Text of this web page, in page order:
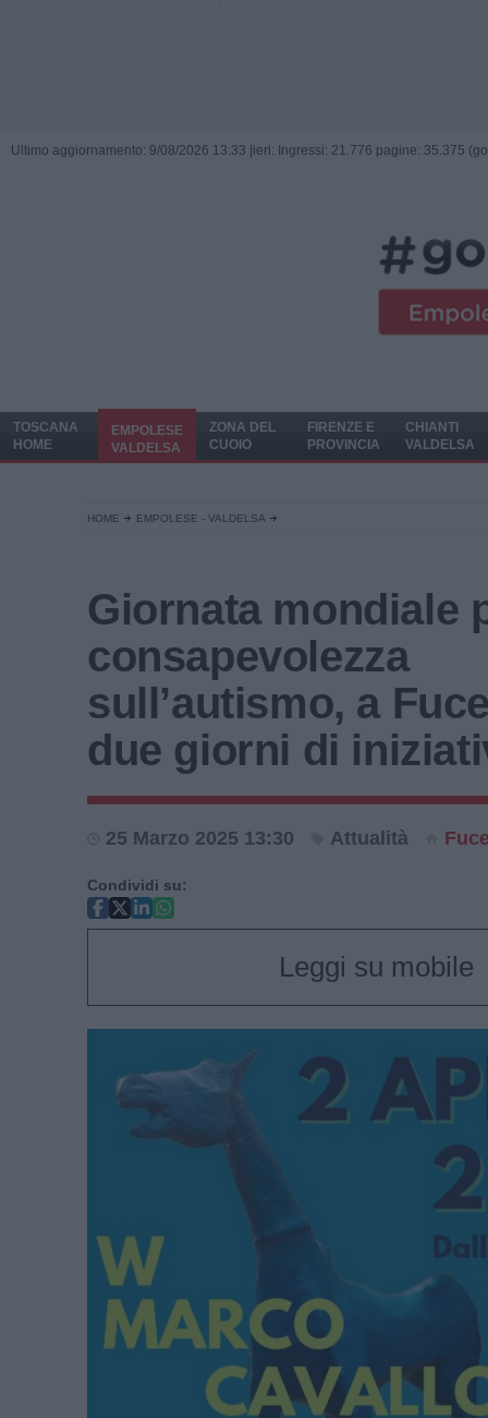
Ultimo aggiornamento: 9/08/2026 13:33 | ieri: Ingressi: 21.776 pagine: 35.375
TOSCANA
HOME
EMPOLESE
VALDELSA
ZONA DEL
CUOIO
FIRENZE E
PROVINCIA
CHIANTI
VALDELSA
HOME EMPOLESE - VALDELSA
Giornata mondiale
consapevolezza
sull’autismo, a
due giorni di
25 Marzo 2025 13:30 Attualità
Condividi su:
Leggi su mobile